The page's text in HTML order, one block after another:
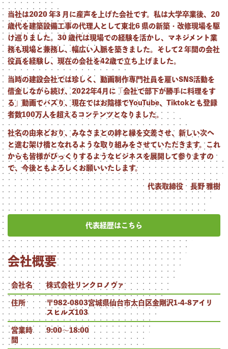
当社は2020 年3 月に産声を上げた会社です。私は大学卒業後、20
歳代を建築設備工事の代理人として東北6 県の新築・改修現場を駆
け巡りました。30 歳代は現場での経験を活かし、マネジメント業
務も現場と兼務し、幅広い人脈を築きました。そして2 年間の会社
役員を経験し、現在の会社を42歳で立ち上げました。
当時の建設会社では珍しく、動画制作専門社員を雇いSNS活動を
借金しながら続け、2022年4月に「会社で部下が勝手に料理をす
る」動画でバズり、現在ではお陰様でYouTube、Tiktokとも登録
者数100万人を超えるコンテンツとなりました。
社名の由来どおり、みなさまとの絆と縁を交差させ、新しい次へ
と進む架け橋となれるような取り組みをさせていただきます。これ
からも皆様がびっくりするようなビジネスを展開して参りますの
で、今後ともよろしくお願いいたします。
代表取締役 長野 雅樹
代表経歴はこちら
会社概要
会社名 株式会社リンクロノヴァ
住所
〒982-0803宮城県仙台市太白区金剛沢1-4-8アイリ
スヒルズ103
営業時
間
9:00〜18:00